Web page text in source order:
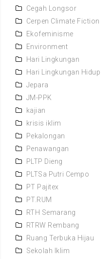
Cegah Longsor
Cerpen Climate Fiction
Ekofeminisme
Environment
Hari Lingkungan
Hari Lingkungan Hidup
Jepara
JM-PPK
kajian
krisis iklim
Pekalongan
Penawangan
PLTP Dieng
PLTSa Putri Cempo
PT Pajitex
PT.RUM
RTH Semarang
RTRW Rembang
Ruang Terbuka Hijau
Sekolah Iklim